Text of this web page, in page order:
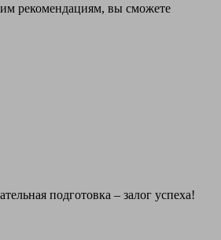
рекомендациям, вы сможете
подготовка – залог успеха!